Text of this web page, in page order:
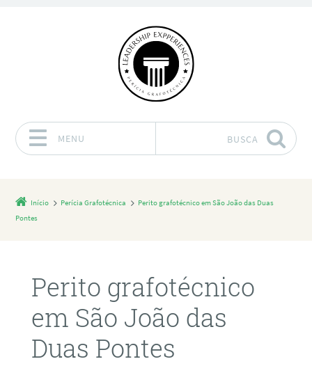
MENU BUSCA
Início Perícia Grafotécnica
Perito grafotécnico em São João das Duas
Pontes
Perito grafotécnico
em São João das
Duas Pontes